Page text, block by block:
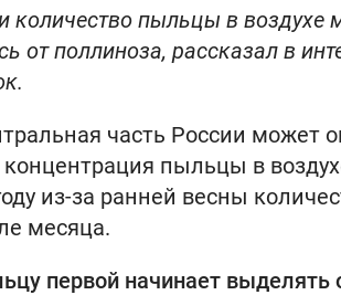
количество пыльцы в
от поллиноза, рассказал в
часть России может
концентрация пыльцы в
из-за ранней весны
месяца.
первой начинает выделять